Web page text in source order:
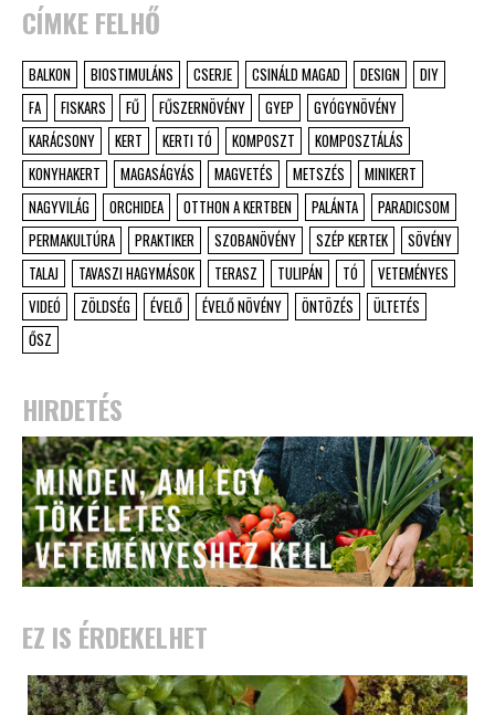
CÍMKE FELHŐ
BALKON BIOSTIMULÁNS CSERJE CSINÁLD MAGAD DESIGN
DIY
FA
FISKARS FŰ FŰSZERNÖVÉNY GYEP
GYÓGYNÖVÉNY
KARÁCSONY
KERT KERTI TÓ KOMPOSZT
KOMPOSZTÁLÁS
KONYHAKERT
MAGASÁGYÁS MAGVETÉS METSZÉS
MINIKERT
NAGYVILÁG
ORCHIDEA OTTHON A KERTBEN PALÁNTA
PARADICSOM
PERMAKULTÚRA
PRAKTIKER SZOBANÖVÉNY SZÉP KERTEK
SÖVÉNY
TALAJ
TAVASZI HAGYMÁSOK TERASZ TULIPÁN TÓ
VETEMÉNYES
VIDEÓ
ZÖLDSÉG ÉVELŐ ÉVELŐ NÖVÉNY ÖNTÖZÉS
ÜLTETÉS
ŐSZ
HIRDETÉS
EZ IS ÉRDEKELHET